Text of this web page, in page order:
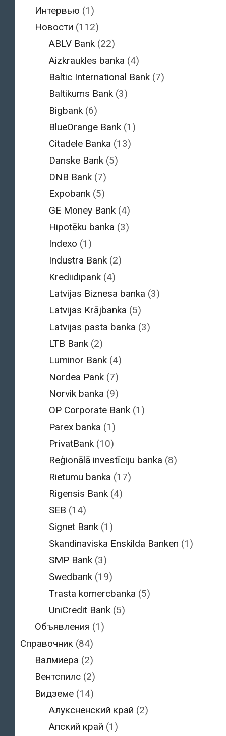
Интервью (1)
Новости (112)
ABLV Bank (22)
Aizkraukles banka (4)
Baltic International Bank (7)
Baltikums Bank (3)
Bigbank (6)
BlueOrange Bank (1)
Citadele Banka (13)
Danske Bank (5)
DNB Bank (7)
Expobank (5)
GE Money Bank (4)
Hipotēku banka (3)
Indexo (1)
Industra Bank (2)
Krediidipank (4)
Latvijas Biznesa banka (3)
Latvijas Krājbanka (5)
Latvijas pasta banka (3)
LTB Bank (2)
Luminor Bank (4)
Nordea Pank (7)
Norvik banka (9)
OP Corporate Bank (1)
Parex banka (1)
PrivatBank (10)
Reģionālā investīciju banka (8)
Rietumu banka (17)
Rigensis Bank (4)
SEB (14)
Signet Bank (1)
Skandinaviska Enskilda Banken (1)
SMP Bank (3)
Swedbank (19)
Trasta komercbanka (5)
UniCredit Bank (5)
Объявления (1)
Справочник (84)
Валмиера (2)
Вентспилс(2)
Видземе(14)
Алуксненский край (2)
Апский край (1)